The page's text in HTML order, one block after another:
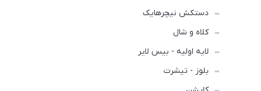
دستکش نیچرهایک
کلاه و شال
لایه اولیه - بیس لایر
بلوز - تیشرت